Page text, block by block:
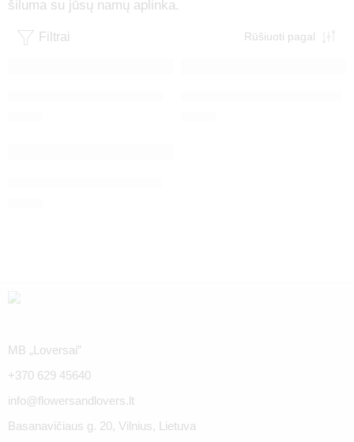
šiluma su jūsų namų aplinka.
Filtrai Rūšiuoti pagal
MB „Loversai”
+370 629 45640
info@flowersandlovers.lt
Basanavičiaus g. 20, Vilnius, Lietuva